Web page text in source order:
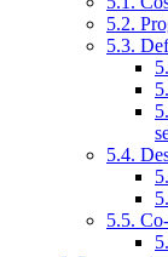
5.2.
5.3.
5.4.
5.5.